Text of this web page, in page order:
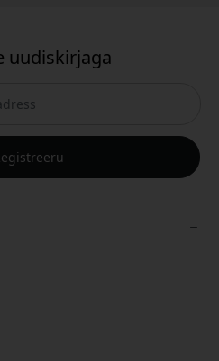
uudiskirjaga